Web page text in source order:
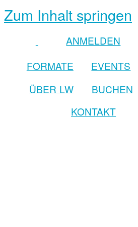
Zum Inhalt springen
ANMELDEN
FORMATE
EVENTS
ÜBER LW BUCHEN
KONTAKT